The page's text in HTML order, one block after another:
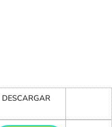
DESCARGAR